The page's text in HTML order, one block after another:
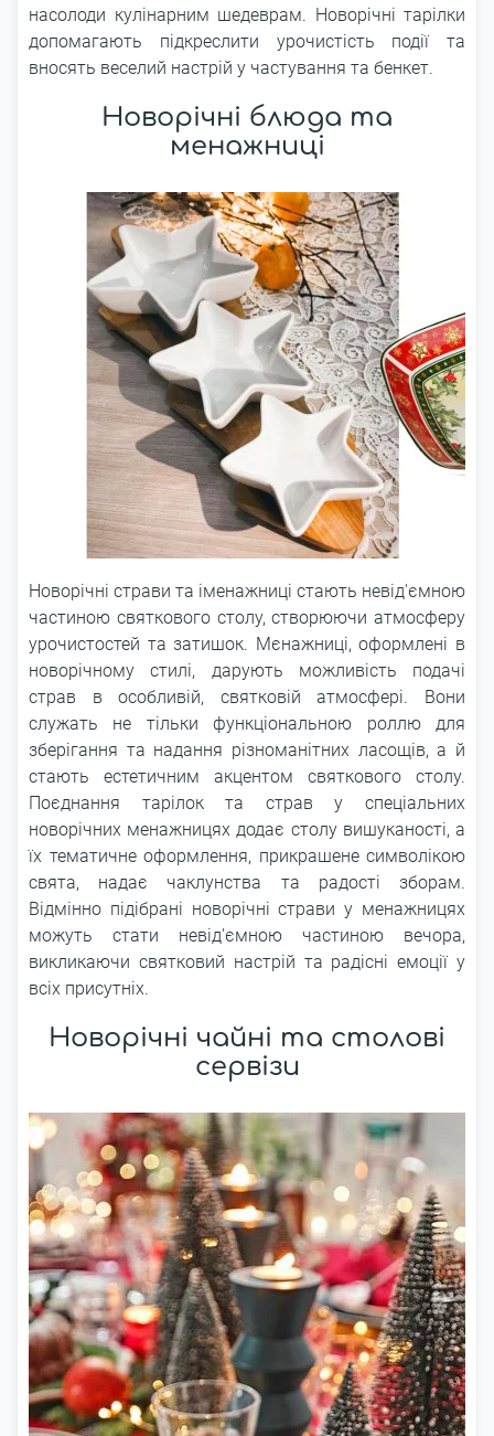
насолоди кулінарним шедеврам. Новорічні тарілки
допомагають підкреслити урочистість події та
вносять веселий настрій у частування та бенкет.
Новорічні блюда та
менажниці
Новорічні страви та іменажниці стають невід'ємною
частиною святкового столу, створюючи атмосферу
урочистостей та затишок. Мєнажниці, оформлені в
новорічному стилі, дарують можливість подачі
страв в особливій, святковій атмосфері. Вони
служать не тільки функціональною роллю для
зберігання та надання різноманітних ласощів, а й
стають естетичним акцентом святкового столу.
Поєднання тарілок та страв у спеціальних
новорічних менажницях додає столу вишуканості, а
їх тематичне оформлення, прикрашене символікою
свята, надає чаклунства та радості зборам.
Відмінно підібрані новорічні страви у менажницях
можуть стати невід'ємною частиною вечора,
викликаючи святковий настрій та радісні емоції у
всіх присутніх.
Новорічні чайні та столові
сервізи